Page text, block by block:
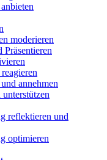
moderieren
Präsentieren
annehmen
unterstützen
reflektieren und
optimieren